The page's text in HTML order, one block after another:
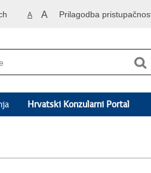
A A Prilagodba
Hrvatski Konzularni Portal